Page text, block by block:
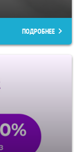
ПОДРОБНЕЕ